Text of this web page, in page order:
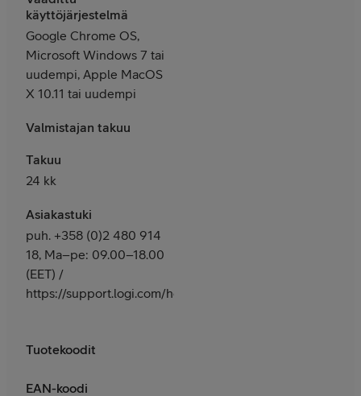
käyttöjärjestelmä
Google Chrome OS,
Microsoft Windows 7 tai
uudempi, Apple MacOS
X 10.11 tai uudempi
Valmistajan takuu
Takuu
24 kk
Asiakastuki
puh. +358 (0)2 480 914
18, Ma–pe: 09.00–18.00
(EET) /
https://support.logi.com/hc/fi/
Tuotekoodit
EAN-koodi